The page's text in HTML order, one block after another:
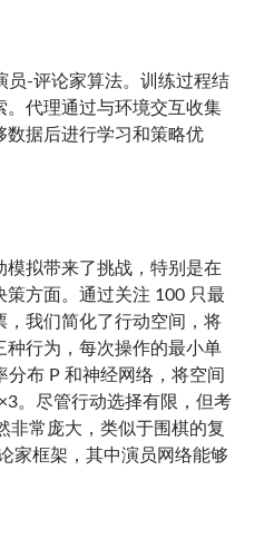
员-评论家算法。训练过程结
。代理通过与环境交互收集
数据后进行学习和策略优
模拟带来了挑战，特别是在
策方面。通过关注 100 只最
，我们简化了行动空间，将
种行为，每次操作的最小单
分布 P 和神经网络，将空间
。尽管行动选择有限，但考
非常庞大，类似于围棋的复
家框架，其中演员网络能够